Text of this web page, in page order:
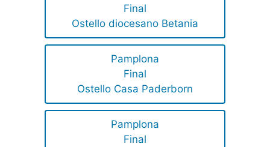
Final
Ostello diocesano Betania
Pamplona
Final
Ostello Casa Paderborn
Pamplona
Final